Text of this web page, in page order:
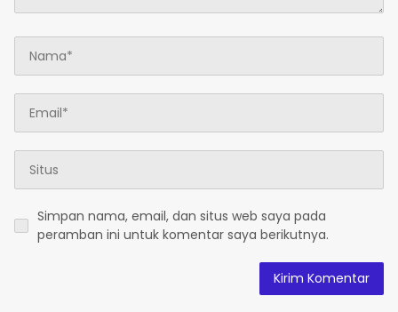
Simpan nama, email, dan situs web saya pada
peramban ini untuk komentar saya berikutnya.